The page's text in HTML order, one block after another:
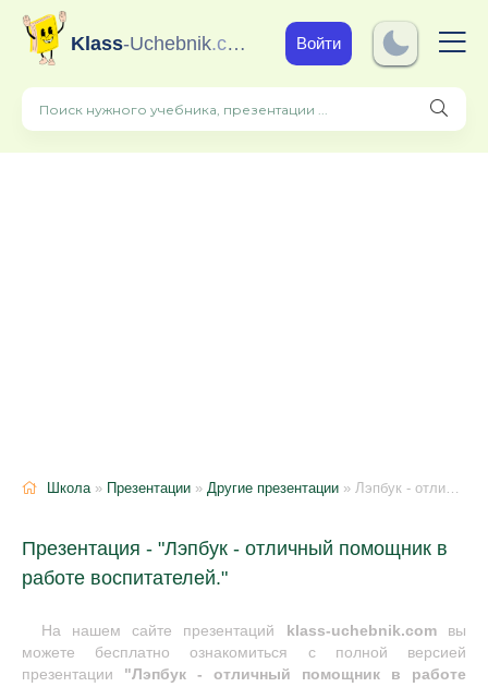
Klass-Uchebnik.com Войти
Школа» Презентации » Другие презентации » Лэпбук - отличный помощник в работе воспитателей.
Презентация - "Лэпбук - отличный помощник в
работе воспитателей."
На нашем сайте презентаций klass-uchebnik.comвы
можете бесплатно ознакомиться с полной версией
презентации "Лэпбук - отличный помощник в работе